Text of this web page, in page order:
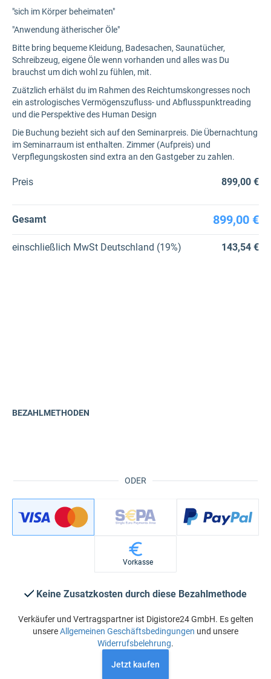
"sich im Körper beheimaten"
"Anwendung ätherischer Öle"
Bitte bring bequeme Kleidung, Badesachen, Saunatücher,
Schreibzeug, eigene Öle wenn vorhanden und alles was Du
brauchst um dich wohl zu fühlen, mit.
Zuätzlich erhälst du im Rahmen des Reichtumskongresses noch
ein astrologisches Vermögenszufluss- und Abflusspunktreading
und die Perspektive des Human Design
Die Buchung bezieht sich auf den Seminarpreis. Die Übernachtung
im Seminarraum ist enthalten. Zimmer (Aufpreis) und
Verpflegungskosten sind extra an den Gastgeber zu zahlen.
Preis 899,00 €
Gesamt 899,00 €
einschließlich MwSt Deutschland (19%) 143,54 €
ODER
BEZAHLMETHODEN
Vorkasse
Keine Zusatzkosten durch diese Bezahlmethode
Verkäufer und Vertragspartner ist Digistore24 GmbH. Es gelten
unsereAllgemeinen Geschäftsbedingungen und unsere
Widerrufsbelehrung.
Jetzt kaufen